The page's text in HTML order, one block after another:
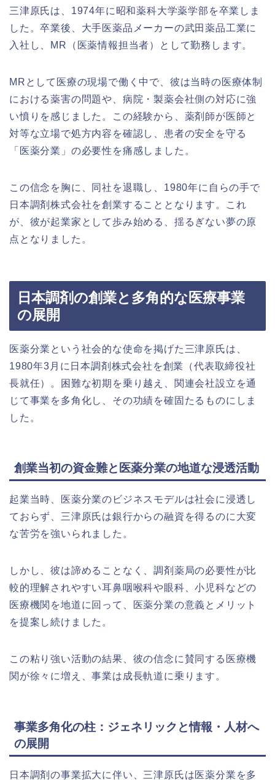
三津原氏は、1974年に昭和薬科大学薬学部を卒業しま
した。卒業後、大手医薬品メーカーの武田薬品工業に
入社し、MR（医薬情報担当者）として勤務します。
MRとして医療の現場で働く中で、彼は当時の医療体制
における薬害の問題や、病院・製薬会社側の対応に強
い憤りを感じました。この経験から、薬剤師が医師と
対等な立場で処方内容を確認し、患者の安全を守る
「医薬分業」の必要性を痛感しました。
この信念を胸に、同社を退職し、1980年に自らの手で
日本調剤株式会社を創業することとなります。これ
が、彼が起業家として歩み始める、揺るぎない夢の原
点となりました。
日本調剤の創業と多角的な医療事業
の展開
医薬分業という社会的な使命を掲げた三津原氏は、
1980年3月に日本調剤株式会社を創業（代表取締役社
長就任）。困難な初期を乗り越え、関連会社設立を通
じて事業を多角化し、その功績を確固たるものにしま
した。
創業当初の資金難と医薬分業の地道な浸透活動
起業当時、医薬分業のビジネスモデルは社会に浸透し
ておらず、三津原氏は銀行からの融資を得るのに大変
な苦労を強いられました。
しかし、彼は諦めることなく、調剤薬局の必要性が比
較的理解されやすい耳鼻咽喉科や眼科、小児科などの
医療機関を地道に回って、医薬分業の意義とメリット
を提案し続けました。
この粘り強い活動の結果、彼の信念に賛同する医療機
関が徐々に増え、事業は成長軌道に乗ります。
事業多角化の柱：ジェネリックと情報・人材へ
の展開
日本調剤の事業拡大に伴い、三津原氏は医薬分業を多